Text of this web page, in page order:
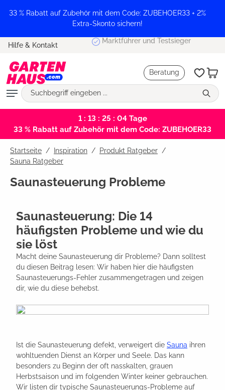
springen
33 % Rabatt auf Zubehör mit dem Code: ZUBEHOER33 + 2%
Extra-Skonto sichern!
Hilfe & Kontakt Marktführer und Testsieger
Beratung
1 : 13 : 25 : 03Tage
33 % Rabatt auf Zubehör mit dem Code: ZUBEHOER33
Startseite Inspiration / Produkt Ratgeber /
Sauna Ratgeber
Saunasteuerung Probleme
Saunasteuerung: Die 14
häufigsten Probleme und wie du
sie löst
Macht deine Saunasteuerung dir Probleme? Dann solltest
du diesen Beitrag lesen: Wir haben hier die häufigsten
Saunasteuerungs-Fehler zusammengetragen und zeigen
dir, wie du diese behebst.
Ist die Saunasteuerung defekt, verweigert die Sauna ihren
wohltuenden Dienst an Körper und Seele. Das kann
besonders zu Beginn der oft nasskalten, grauen
Herbstsaison und im folgenden Winter keiner gebrauchen.
Wir listen dir typische Saunasteuerungs-Probleme auf